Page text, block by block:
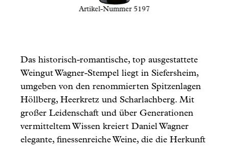
Artikel-Nummer 5197
Das historisch-romantische, top ausgestattete
Weingut Wagner-Stempel liegt in Siefersheim,
umgeben von den renommierten Spitzenlagen
Höllberg, Heerkretz und Scharlachberg. Mit
großer Leidenschaft und über Generationen
vermitteltem Wissen kreiert Daniel Wagner
elegante, finessenreiche Weine, die die Herkunft